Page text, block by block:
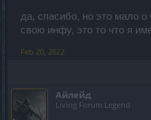
Как видно на боли за моба
смерти в 4, а на крови в 10!
да, спасибо, но это мало
свою инфу, это то что я
Feb 20, 2022
Айлейд
Living Forum Legend